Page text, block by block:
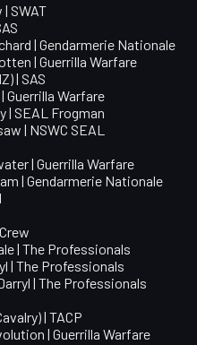
SWAT
| Gendarmerie Nationale
| Guerrilla Warfare
| SAS
Guerrilla Warfare
| SEAL Frogman
| NSWC SEAL
| Guerrilla Warfare
| Gendarmerie Nationale
| The Professionals
| The Professionals
| The Professionals
| TACP
| Guerrilla Warfare